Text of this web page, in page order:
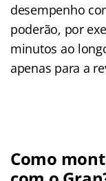
desempenho
poderão, por
minutos ao
apenas para a
Como